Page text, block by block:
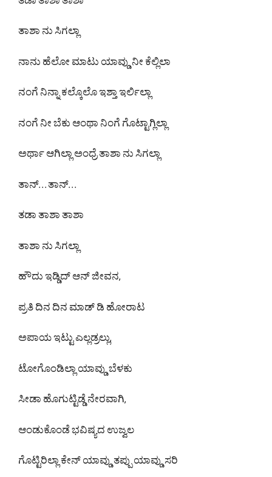
ತಾಶಾ ನು ಸಿಗಲ್ಲಾ
ನಾನು ಹೆಲೋ ಮಾಟು ಯಾವ್ಡು ನೀ ಕೆಲ್ಲಿಲಾ
ನಂಗೆ ನಿನ್ನಾ ಕಲ್ಕೊಲೊ ಇಶ್ತಾ ಇರ್ಲಿಲ್ಲಾ
ನಂಗೆ ನೀ ಬೆಕು ಆಂಥಾ ನಿಂಗೆ ಗೊಟ್ಟಾಗ್ಲಿಲ್ಲಾ
ಅರ್ಥಾ ಆಗಿಲ್ಲಾ ಅಂಧ್ರೆ ತಾಶಾ ನು ಸಿಗಲ್ಲಾ
ತಾನ್. . . ತಾನ್. . .
ತಡಾ ತಾಶಾ ತಾಶಾ
ತಾಶಾ ನು ಸಿಗಲ್ಲಾ
ಹೌದು ಇಡ್ಡಿದ್ ಆನ್ ಜೀವನ,
ಪ್ರತಿ ದಿನ ದಿನ ಮಾಡ್ ಡಿ ಹೋರಾಟ
ಅಪಾಯ ಇಟ್ಟು ಎಲ್ಲಡ್ರಲ್ಲು,
ಟೋಗೊಂಡಿಲ್ಲಾ ಯಾವ್ಡು ಬೆಳಕು
ಸೀಡಾ ಹೊಗುಟ್ಟಿಡ್ಡೆ ನೇರವಾಗಿ,
ಆಂಡುಕೊಂಡೆ ಭವಿಷ್ಯದ ಉಜ್ವಲ
ಗೊಟ್ಟಿರಿಲ್ಲಾ ಕೇನ್ ಯಾವ್ಡು ತಪ್ಪು ಯಾವ್ಡು ಸರಿ